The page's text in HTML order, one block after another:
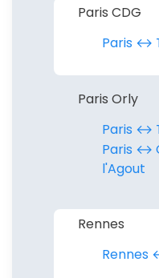
Paris CDG
Paris ↔︎
Paris Orly
Paris ↔︎
Paris ↔︎
l'Agout
Rennes
Rennes